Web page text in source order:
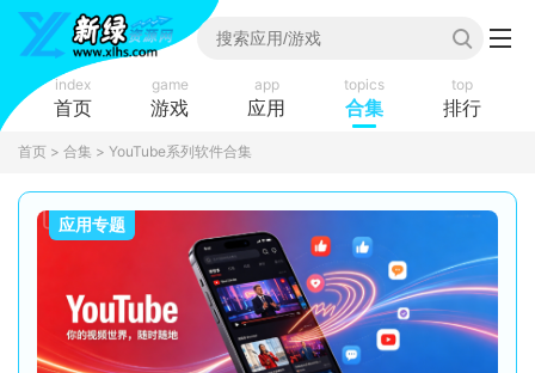
index
首页
game
游戏
app
应用
topics
合集
top
排行
首页 > 合集 > YouTube系列软件合集
应用专题